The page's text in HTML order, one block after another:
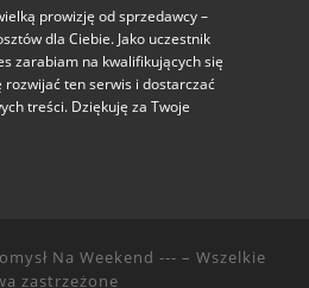
prowizję od sprzedawcy –
dla Ciebie. Jako uczestnik
zarabiam na kwalifikujących się
ten serwis i dostarczać
treści. Dziękuję za Twoje
Na Weekend --- – Wszelkie
zastrzeżone